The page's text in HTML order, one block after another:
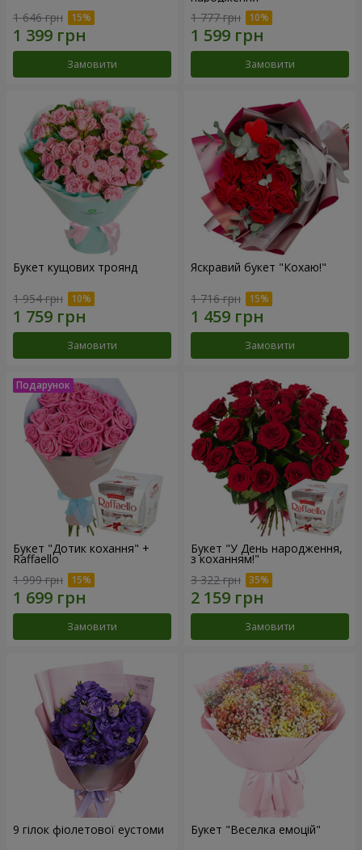
1 646 грн
Замовити
1 777 грн
Замовити
Букет кущових троянд
1 954 грн
Замовити
Яскравий букет "Кохаю!"
1 716 грн
Замовити
Букет "Дотик кохання" +
Raffaello
1 999 грн
Замовити
Букет "У День народження,
з коханням!"
3 322 грн
Замовити
9 гілок фіолетової еустоми Букет "Веселка емоцій"